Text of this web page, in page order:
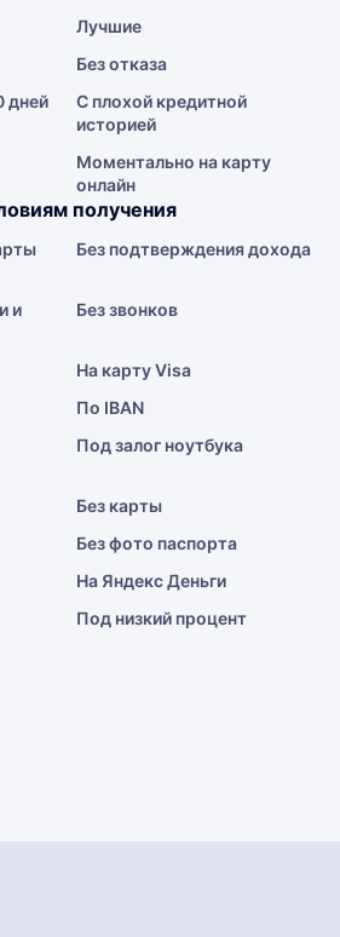
Лучшие
Без отказа
дней
С плохой кредитной
историей
Моментально на карту
онлайн
получения
Без подтверждения дохода
и
Без звонков
На карту Visa
По IBAN
Под залог ноутбука
Без карты
Без фото паспорта
На Яндекс Деньги
Под низкий процент